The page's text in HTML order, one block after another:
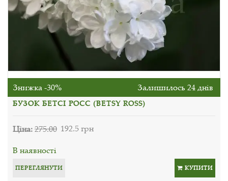
Знижка -30% Залишилось 24 днів
БУЗОК БЕТСІ РОСС (BETSY ROSS)
Ціна:275.00 192.5 грн
В наявності
ПЕРЕГЛЯНУТИ КУПИТИ